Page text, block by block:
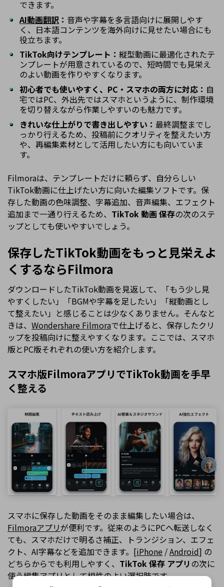
できます。
AI動画翻訳 ： 音声や字幕を多言語向けに展開しやす
く、日本語コンテンツを海外向けに見せたい場合にも
役立ちます。
TikTok向けテンプレート： 縦型動画に最適化されたテ
ンプレートが用意されているので、短時間でも見栄え
のよい動画を作りやすくなります。
初心者でも使いやすく、PC・スマホの両方に対応： 自
宅ではPC、外出先ではスマホというように、制作環境
を切り替えながら作業しやすいのも魅力です。
きれいな仕上がりで書き出しやすい： 最終調整までし
っかり行えるため、投稿前にクオリティを整えたい方
や、再編集素材として活用したい方にも向いていま
す。
Filmoraは、テンプレートだけに頼らず、自分らしい
TikTok動画に仕上げたい方に向いた編集ソフトです。保
存した動画の色味調整、字幕追加、音声編集、エフェクト
追加まで一通り行えるため、 TikTok 動画 保存の次のステ
ップとしても使いやすいでしょう。
保存したTikTok動画をもっと見栄えよ
くするならFilmora
ダウンロードしたTikTok動画を見返して、「もう少し見
やすくしたい」「BGMや字幕を足したい」「縦動画とし
て整えたい」と感じることは少なくありません。そんなと
きは、 Wondershare Filmoraで仕上げると、保存したクリ
ップを投稿向けに整えやすくなります。ここでは、スマホ
版とPC版それぞれの使い方を紹介します。
スマホ版FilmoraアプリでTikTok動画を手早
く整える
スマホに保存した動画をそのまま編集したい場合は、
Filmoraアプリが便利です。従来のようにPCへ転送しなく
ても、スマホだけで明るさ補正、トランジション、エフェ
クト、AI字幕などを追加できます。[iPhone /Android] の
どちらからでも利用しやすく、 TikTok 保存 アプリ の次に
使う編集アプリとして相性のよい選択肢です。